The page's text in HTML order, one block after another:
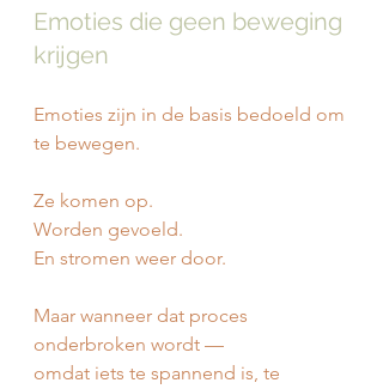
Emoties die geen beweging
krijgen
Emoties zijn in de basis bedoeld om
te bewegen.
Ze komen op.
Worden gevoeld.
En stromen weer door.
Maar wanneer dat proces
onderbroken wordt —
omdat iets te spannend is, te